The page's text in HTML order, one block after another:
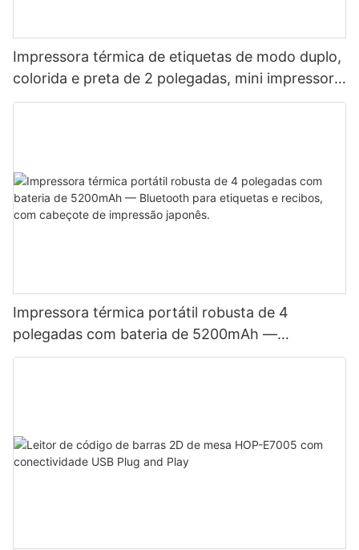
Impressora térmica de etiquetas de modo duplo,
colorida e preta de 2 polegadas, mini impressora
térmica portátil pequena
Impressora térmica portátil robusta de 4
polegadas com bateria de 5200mAh —
Bluetooth para etiquetas e recibos, com